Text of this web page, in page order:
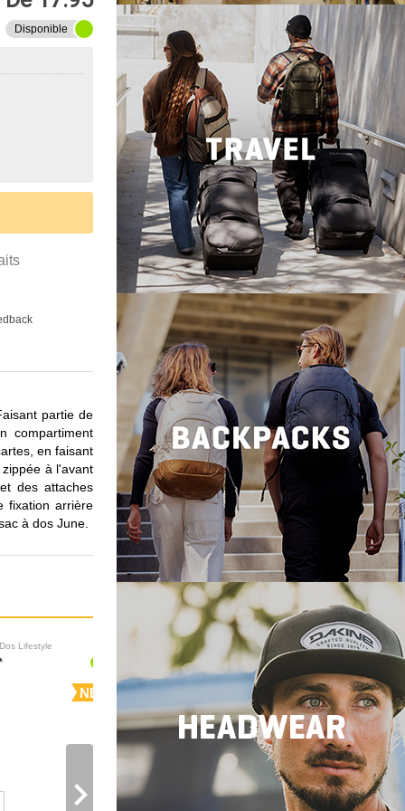
Disponible
partie de
compartiment
en faisant
à l'avant
des attaches
fixation arrière
à dos June.
Lifestyle
NEW
Sacs à Dos Lifestyle
NEW
ACTION* - 40%
navigate_next